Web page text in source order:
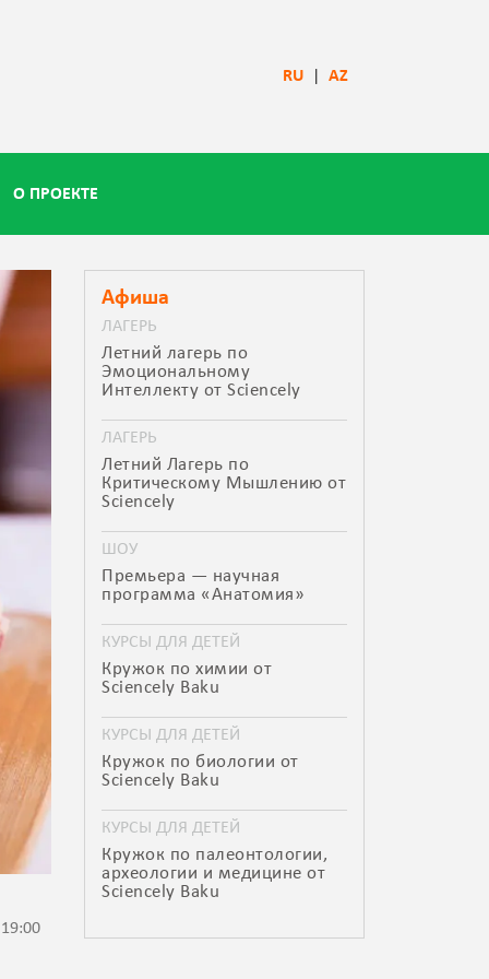
RU| AZ
О ПРОЕКТЕ
Афиша
ЛАГЕРЬ
Летний лагерь по
Эмоциональному
Интеллекту от Sciencely
ЛАГЕРЬ
Летний Лагерь по
Критическому Мышлению от
Sciencely
ШОУ
Премьера — научная
программа «Анатомия»
КУРСЫ ДЛЯ ДЕТЕЙ
Кружок по химии от
Sciencely Baku
КУРСЫ ДЛЯ ДЕТЕЙ
Кружок по биологии от
Sciencely Baku
КУРСЫ ДЛЯ ДЕТЕЙ
Кружок по палеонтологии,
археологии и медицине от
Sciencely Baku